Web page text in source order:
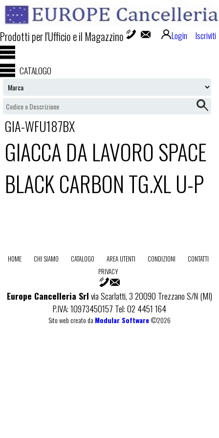
Prodotti per l'Ufficio e il Magazzino Login Iscriviti
CATALOGO
GIA-WFU187BX
GIACCA DA LAVORO SPACE
BLACK CARBON TG.XL U-P
HOME CHI SIAMO CATALOGO AREA UTENTI CONDIZIONI
CONTATTI
PRIVACY
Europe Cancelleria Srlvia Scarlatti, 3 20090 Trezzano S/N (MI)
P.IVA: 10973450157 Tel: 02 4451 164
Sito web creato da Modular Software©2026